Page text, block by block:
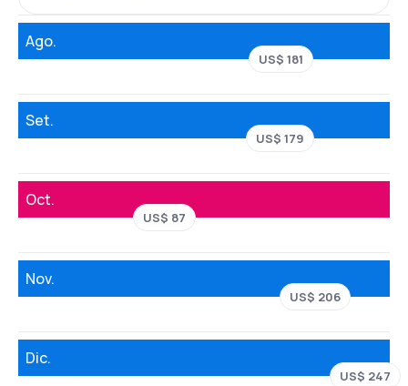
Ago.
US$ 181
Set.
US$ 179
Oct.
US$ 87
Nov.
US$ 206
Dic.
US$ 247